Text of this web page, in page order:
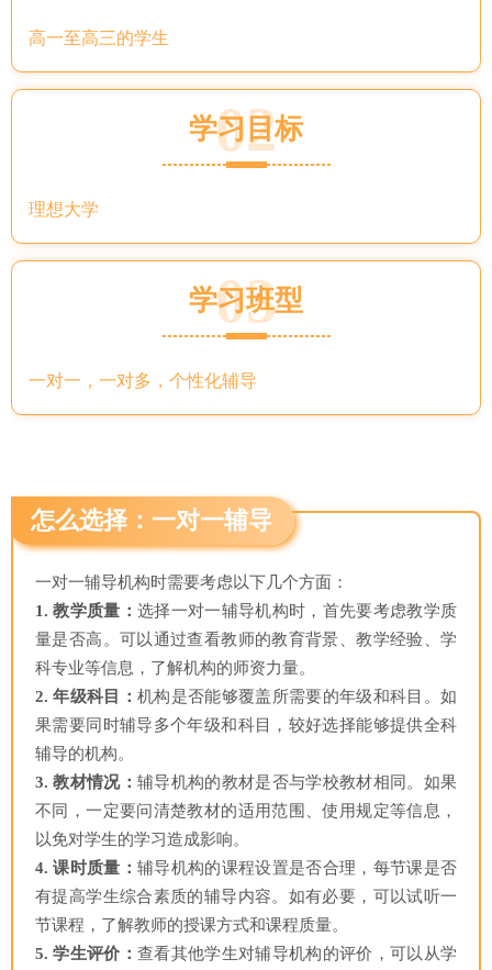
高一至高三的学生
学习目标
02
理想大学
学习班型
03
一对一，一对多，个性化辅导
怎么选择：一对一辅导
一对一辅导机构时需要考虑以下几个方面：
1. 教学质量： 选择一对一辅导机构时，首先要考虑教学质
量是否高。可以通过查看教师的教育背景、教学经验、学
科专业等信息，了解机构的师资力量。
2. 年级科目： 机构是否能够覆盖所需要的年级和科目。如
果需要同时辅导多个年级和科目，较好选择能够提供全科
辅导的机构。
3. 教材情况： 辅导机构的教材是否与学校教材相同。如果
不同，一定要问清楚教材的适用范围、使用规定等信息，
以免对学生的学习造成影响。
4. 课时质量： 辅导机构的课程设置是否合理，每节课是否
有提高学生综合素质的辅导内容。如有必要，可以试听一
节课程，了解教师的授课方式和课程质量。
5. 学生评价： 查看其他学生对辅导机构的评价，可以从学